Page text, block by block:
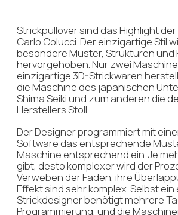
Möchten Sie selbst mit
uns in Kontakt treten?
info@agenturhensen.com